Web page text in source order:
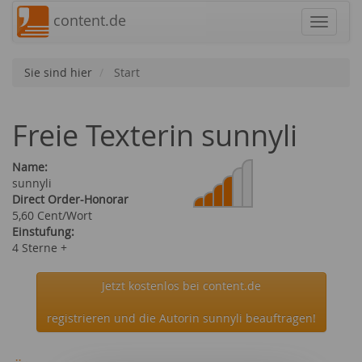
content.de
Sie sind hier Start
Freie Texterin sunnyli
Name:
sunnyli
Direct Order-Honorar
5,60 Cent/Wort
Einstufung:
4 Sterne +
Jetzt kostenlos bei content.de
registrieren und die Autorin sunnyli beauftragen!